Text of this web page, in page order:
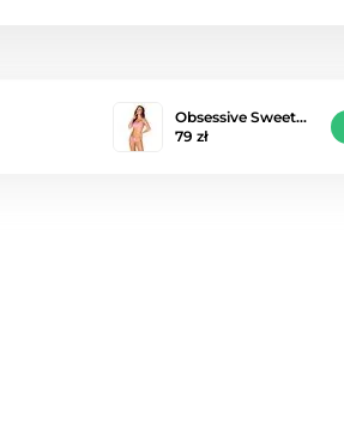
Obsessive Sweet…
79 zł